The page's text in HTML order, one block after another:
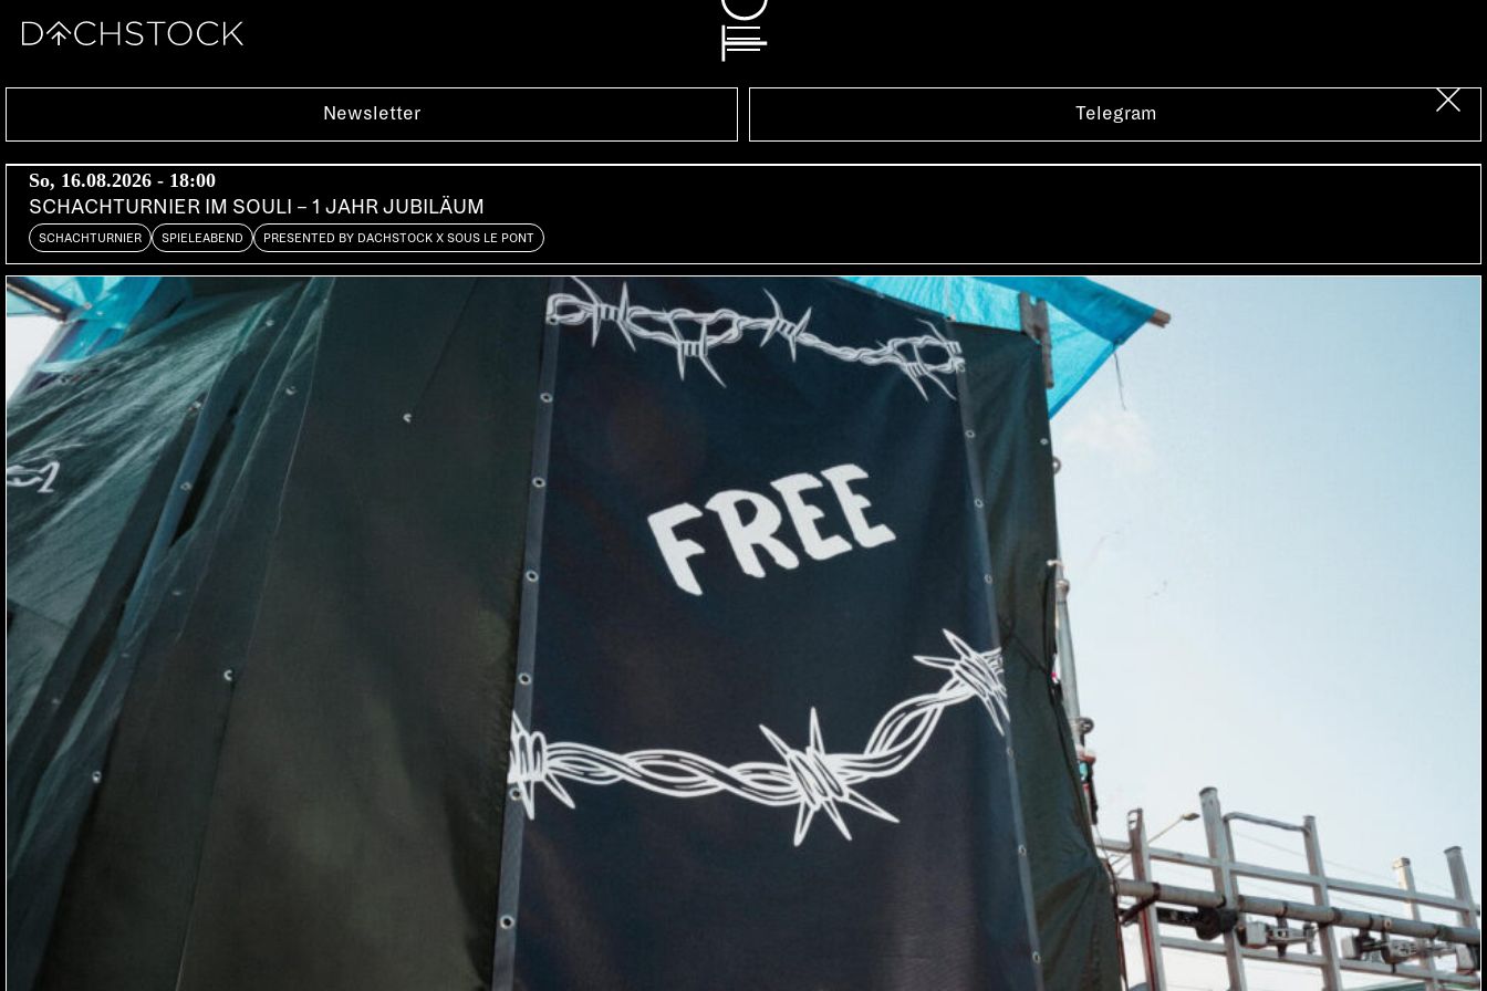
Newsletter Telegram
So, 16.08.2026 - 18:00
SCHACHTURNIER IM SOULI – 1 JAHR JUBILÄUM
SCHACHTURNIER SPIELEABEND PRESENTED BY DACHSTOCK X SOUS LE PONT